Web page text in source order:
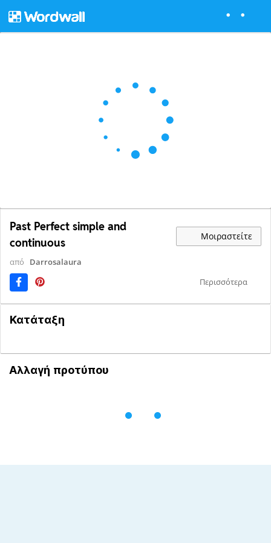
Past Perfect simple and
continuous
Μοιραστείτε
από
Darrosalaura
Περισσότερα
Κατάταξη
Αλλαγή προτύπου